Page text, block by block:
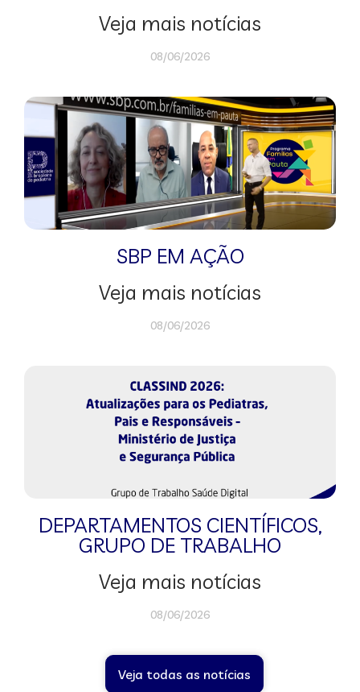
Veja mais notícias
08/06/2026
SBP EM AÇÃO
Veja mais notícias
08/06/2026
DEPARTAMENTOS CIENTÍFICOS,
GRUPO DE TRABALHO
Veja mais notícias
08/06/2026
Veja todas as notícias